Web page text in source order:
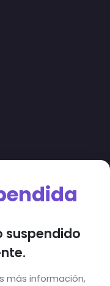
suspendido
más información,